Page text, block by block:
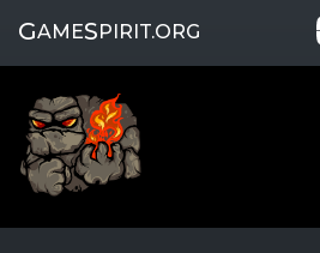
GAMESPIRIT.ORG